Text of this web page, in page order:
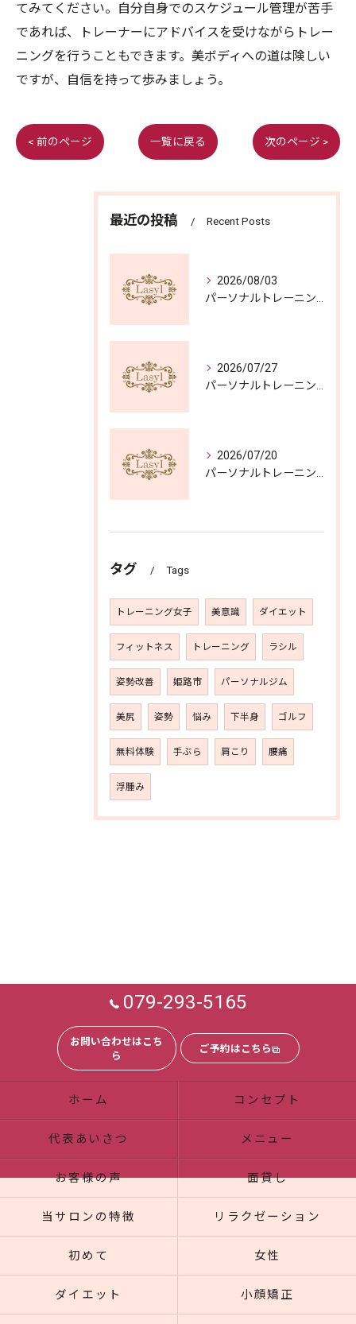
てみてください。自分自身でのスケジュール管理が苦手
であれば、トレーナーにアドバイスを受けながらトレー
ニングを行うこともできます。美ボディへの道は険しい
ですが、自信を持って歩みましょう。
< 前のページ 一覧に戻る 次のページ >
最近の投稿 Recent Posts
2026/08/03
2026/07/27
2026/07/20
タグ Tags
トレーニング女子 美意識 ダイエット
フィットネス トレーニング ラシル
姿勢改善 姫路市 パーソナルジム
美尻 姿勢 悩み 下半身 ゴルフ
無料体験 手ぶら 肩こり 腰痛
浮腫み
079-293-5165
お問い合わせはこち
ら
ご予約はこちら
ホーム コンセプト
代表あいさつ メニュー
お客様の声 面貸し
当サロンの特徴 リラクゼーション
初めて 女性
ダイエット 小顔矯正